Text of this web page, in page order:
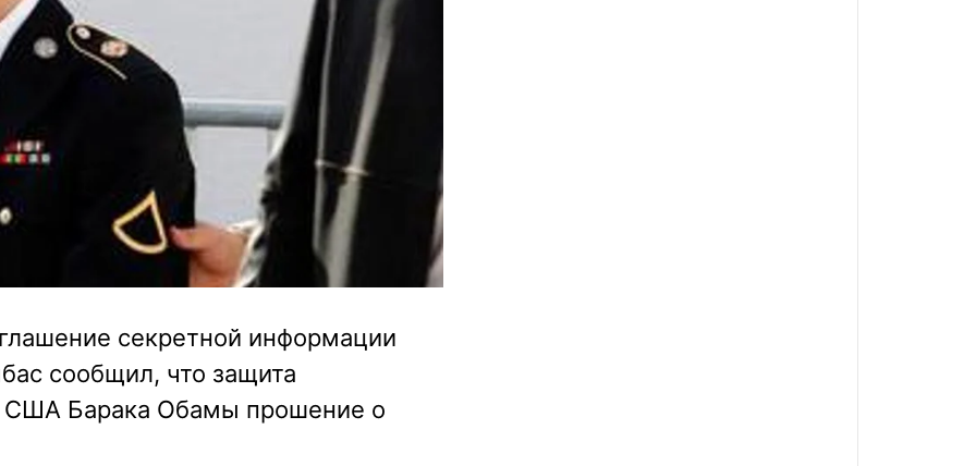
секретной информации
сообщил, что защита
США Барака Обамы прошение о